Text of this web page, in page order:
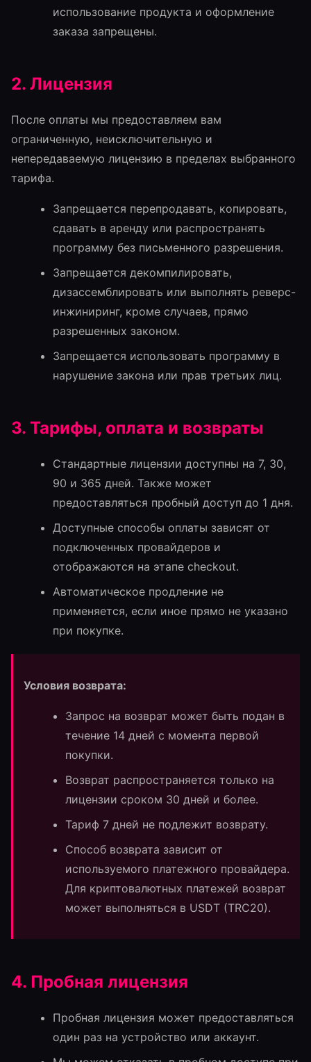
использование продукта и оформление
заказа запрещены.
2. Лицензия
После оплаты мы предоставляем вам
ограниченную, неисключительную и
непередаваемую лицензию в пределах выбранного
тарифа.
Запрещается перепродавать, копировать,
сдавать в аренду или распространять
программу без письменного разрешения.
Запрещается декомпилировать,
дизассемблировать или выполнять реверс-
инжиниринг, кроме случаев, прямо
разрешенных законом.
Запрещается использовать программу в
нарушение закона или прав третьих лиц.
3. Тарифы, оплата и возвраты
Стандартные лицензии доступны на 7, 30,
90 и 365 дней. Также может
предоставляться пробный доступ до 1 дня.
Доступные способы оплаты зависят от
подключенных провайдеров и
отображаются на этапе checkout.
Автоматическое продление не
применяется, если иное прямо не указано
при покупке.
Условия возврата:
Запрос на возврат может быть подан в
течение 14 дней с момента первой
покупки.
Возврат распространяется только на
лицензии сроком 30 дней и более.
Тариф 7 дней не подлежит возврату.
Способ возврата зависит от
используемого платежного провайдера.
Для криптовалютных платежей возврат
может выполняться в USDT (TRC20).
4. Пробная лицензия
Пробная лицензия может предоставляться
один раз на устройство или аккаунт.